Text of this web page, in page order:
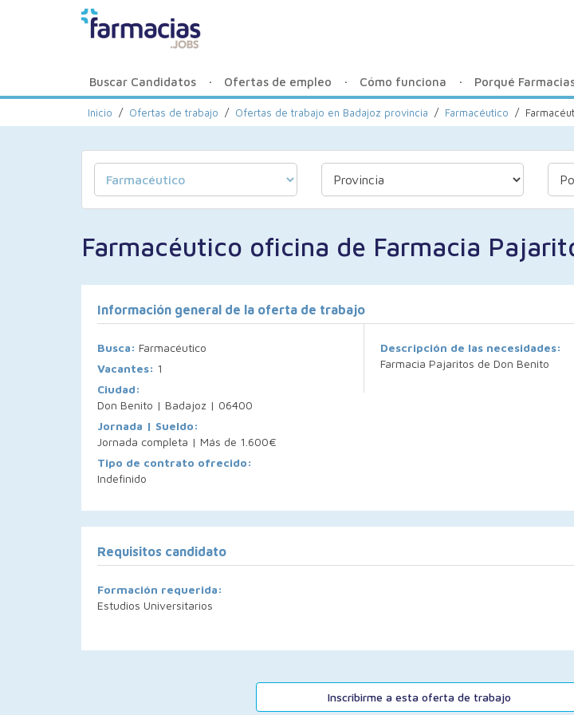
Buscar Candidatos Ofertas de empleo Cómo funciona Porqué
Inicio / Ofertas de trabajo / Ofertas de trabajo en Badajoz provincia / Farmacéutico /
Farmacéutico oficina de Farmacia
Información general de la oferta de trabajo
Busca: Farmacéutico
Vacantes: 1
Ciudad:
Don Benito | Badajoz | 06400
Jornada | Sueldo:
Jornada completa | Más de 1.600€
Tipo de contrato ofrecido:
Indefinido
Descripción de las necesidades:
Farmacia Pajaritos de Don Benito
Requisitos candidato
Formación requerida:
Estudios Universitarios
Inscribirme a esta oferta de trabajo